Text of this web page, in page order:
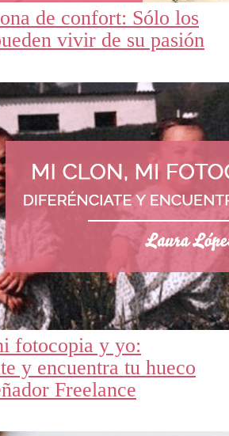
de confort: Sólo los
vivir de su pasión
fotocopia y yo:
y encuentra tu hueco
Freelance